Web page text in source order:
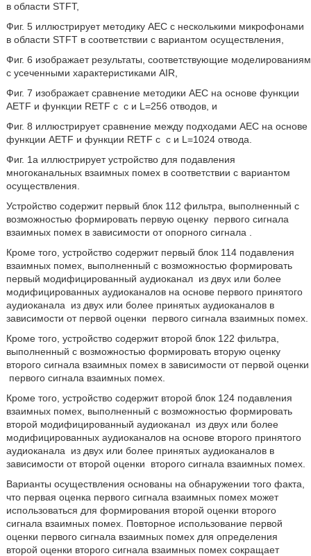
в области STFT,
Фиг. 5 иллюстрирует методику AEC с несколькими микрофонами
в области STFT в соответствии с вариантом осуществления,
Фиг. 6 изображает результаты, соответствующие моделированиям
с усеченными характеристиками AIR,
Фиг. 7 изображает сравнение методики AEC на основе функции
AETF и функции RETF с с и L=256 отводов, и
Фиг. 8 иллюстрирует сравнение между подходами AEC на основе
функции AETF и функции RETF с с и L=1024 отвода.
Фиг. 1a иллюстрирует устройство для подавления
многоканальных взаимных помех в соответствии с вариантом
осуществления.
Устройство содержит первый блок 112 фильтра, выполненный с
возможностью формировать первую оценку первого сигнала
взаимных помех в зависимости от опорного сигнала
Кроме того, устройство содержит первый блок 114 подавления
взаимных помех, выполненный с возможностью формировать
первый модифицированный аудиоканал из двух или более
модифицированных аудиоканалов на основе первого принятого
аудиоканала
из двух или более принятых аудиоканалов в
зависимости от первой оценки
первого сигнала взаимных помех.
Кроме того, устройство содержит второй блок 122 фильтра,
выполненный с возможностью формировать вторую оценку
второго сигнала взаимных помех в зависимости от первой оценки
первого сигнала взаимных помех.
Кроме того, устройство содержит второй блок 124 подавления
взаимных помех, выполненный с возможностью формировать
второй модифицированный аудиоканал из двух или более
модифицированных аудиоканалов на основе второго принятого
аудиоканала
из двух или более принятых аудиоканалов в
зависимости от второй оценки
второго сигнала взаимных помех.
Варианты осуществления основаны на обнаружении того факта,
что первая оценка первого сигнала взаимных помех может
использоваться для формирования второй оценки второго
сигнала взаимных помех. Повторное использование первой
оценки первого сигнала взаимных помех для определения
второй оценки второго сигнала взаимных помех сокращает